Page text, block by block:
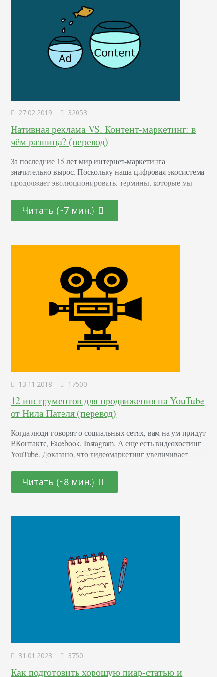
27.02.2019 32053
Нативная реклама VS. Контент-маркетинг: в
чём разница? (перевод)
За последние 15 лет мир интернет-маркетинга
значительно вырос. Поскольку наша цифровая экосистема
продолжает эволюционировать, термины, которые мы
вместе с ней. Сегодня чуть подробнее рассмотрим два
популярных понятия диджитал-рынка: нативный
время, как нативная реклама предполагает единый и
Читать (~7 мин.)
13.11.2018 17500
12 инструментов для продвижения на YouTube
от Нила Пателя (перевод)
Когда люди говорят о социальных сетях, вам на ум придут
ВКонтакте, Facebook, Instagram. А еще есть видеохостинг
YouTube. Доказано, что видеомаркетинг увеличивает
бизнеса, медийная личность, активист. Каждый месяц на
хостинг заходит миллиард людей. Количество контента —
канал на YouTube…
Читать (~8 мин.)
31.01.2023 3750
Как подготовить хорошую пиар-статью и